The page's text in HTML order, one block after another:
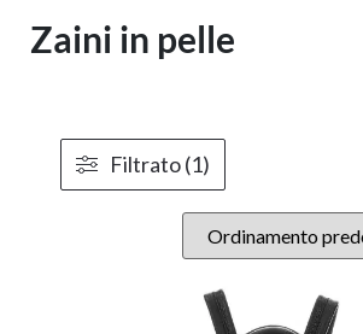
Zaini in pelle
Filtrato (1)